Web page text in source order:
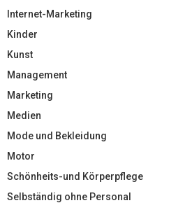
Internet-Marketing
Kinder
Kunst
Management
Marketing
Medien
Mode und Bekleidung
Motor
Schönheits-und Körperpflege
Selbständig ohne Personal